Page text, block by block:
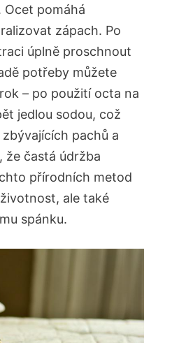
pomáhá
zápach. Po
úplně proschnout
potřeby můžete
– po použití octa na
jedlou sodou, což
pachů a
že častá údržba
přírodních metod
ale také
spánku.